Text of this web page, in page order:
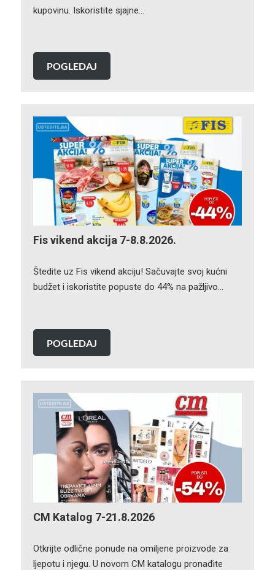
kupovinu. Iskoristite sjajne…
POGLEDAJ
Fis vikend akcija 7-8.8.2026.
Štedite uz Fis vikend akciju! Sačuvajte svoj kućni
budžet i iskoristite popuste do 44% na pažljivo…
POGLEDAJ
CM Katalog 7-21.8.2026
Otkrijte odlične ponude na omiljene proizvode za
ljepotu i njegu. U novom CM katalogu pronađite